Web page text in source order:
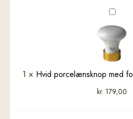
Hvid
med
fod
-
1 × Hvid porcelænsknop med
kr. 179,00